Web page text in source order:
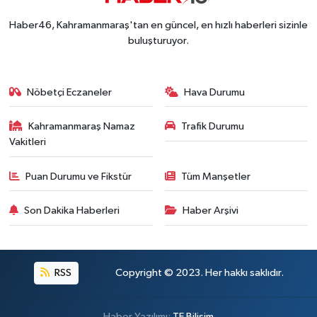
Haber46, Kahramanmaraş'tan en güncel, en hızlı haberleri sizinle
buluşturuyor.
Nöbetçi Eczaneler Hava Durumu
Kahramanmaraş Namaz
Vakitleri
Trafik Durumu
Puan Durumu ve Fikstür Tüm Manşetler
Son Dakika Haberleri Haber Arşivi
RSS Copyright © 2023. Her hakkı saklıdır.